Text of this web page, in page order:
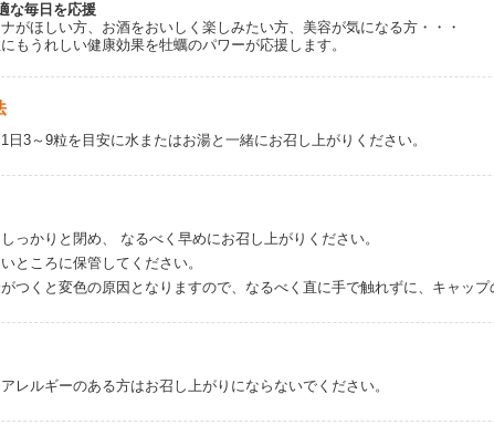
な毎日を応援
がほしい方、お酒をおいしく楽しみたい方、美容が気になる方・・・
もうれしい健康効果を牡蠣のパワーが応援します。
日3～9粒を目安に水またはお湯と一緒にお召し上がりください。
っかりと閉め、 なるべく早めにお召し上がりください。
ところに保管してください。
つくと変色の原因となりますので、なるべく直に手で触れずに、キャッ
レルギーのある方はお召し上がりにならないでください。